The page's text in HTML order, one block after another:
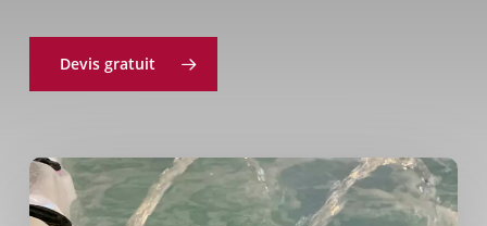
Devis gratuit